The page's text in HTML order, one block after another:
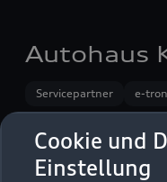
Cookie und
Einstellung
Autohaus
Servicepartner e-tron